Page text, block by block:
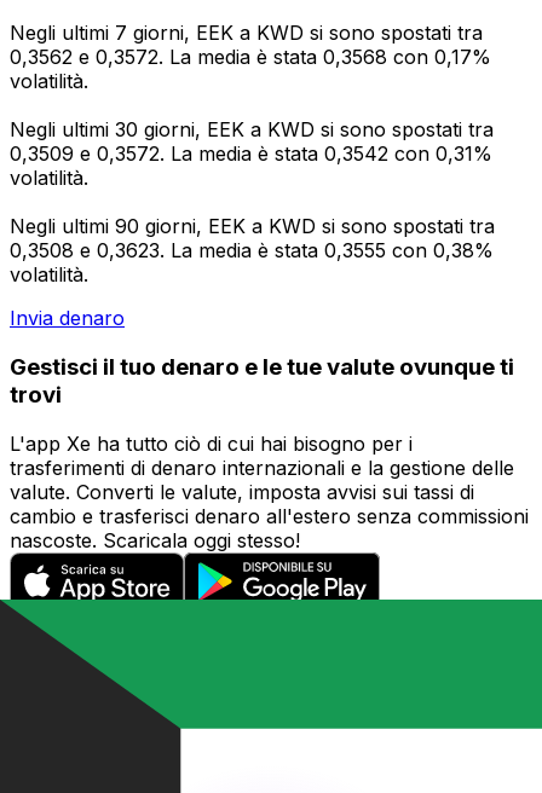
Negli ultimi 7 giorni, EEK a KWD si sono spostati tra
0,3562 e 0,3572. La media è stata 0,3568 con 0,17%
volatilità.
Negli ultimi 30 giorni, EEK a KWD si sono spostati tra
0,3509 e 0,3572. La media è stata 0,3542 con 0,31%
volatilità.
Negli ultimi 90 giorni, EEK a KWD si sono spostati tra
0,3508 e 0,3623. La media è stata 0,3555 con 0,38%
volatilità.
Invia denaro
Gestisci il tuo denaro e le tue valute ovunque ti
trovi
L'app Xe ha tutto ciò di cui hai bisogno per i
trasferimenti di denaro internazionali e la gestione delle
valute. Converti le valute, imposta avvisi sui tassi di
cambio e trasferisci denaro all'estero senza commissioni
nascoste. Scaricala oggi stesso!